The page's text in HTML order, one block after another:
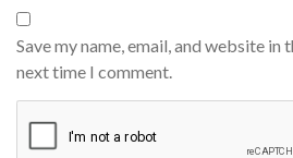
Save my name, email, and website
next time I comment.